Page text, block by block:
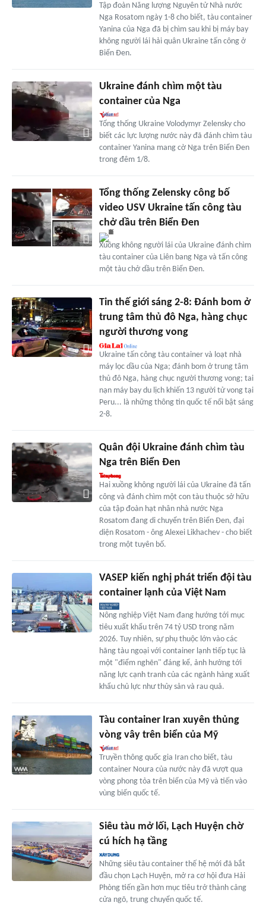
Tập đoàn Năng lượng Nguyên tử Nhà nước
Nga Rosatom ngày 1-8 cho biết, tàu container
Yanina của Nga đã bị chìm sau khi bị máy bay
không người lái hải quân Ukraine tấn công ở
Biển Đen.
Ukraine đánh chìm một tàu
container của Nga
Tổng thống Ukraine Volodymyr Zelensky cho
biết các lực lượng nước này đã đánh chìm tàu
container Yanina mang cờ Nga trên Biển Đen
trong đêm 1/8.
Tổng thống Zelensky công bố
video USV Ukraine tấn công tàu
chở dầu trên Biển Đen
Xuồng không người lái của Ukraine đánh chìm
tàu container của Liên bang Nga và tấn công
một tàu chở dầu trên Biển Đen.
Tin thế giới sáng 2-8: Đánh bom ở
trung tâm thủ đô Nga, hàng chục
người thương vong
Ukraine tấn công tàu container và loạt nhà
máy lọc dầu của Nga; đánh bom ở trung tâm
thủ đô Nga, hàng chục người thương vong; tai
nạn máy bay du lịch khiến 13 người tử vong tại
Peru... là những thông tin quốc tế nổi bật sáng
2-8.
Quân đội Ukraine đánh chìm tàu
Nga trên Biển Đen
Hai xuồng không người lái của Ukraine đã tấn
công và đánh chìm một con tàu thuộc sở hữu
của tập đoàn hạt nhân nhà nước Nga
Rosatom đang di chuyển trên Biển Đen, đại
diện Rosatom - ông Alexei Likhachev - cho biết
trong một tuyên bố.
VASEP kiến nghị phát triển đội tàu
container lạnh của Việt Nam
Nông nghiệp Việt Nam đang hướng tới mục
tiêu xuất khẩu trên 74 tỷ USD trong năm
2026. Tuy nhiên, sự phụ thuộc lớn vào các
hãng tàu ngoại với container lạnh tiếp tục là
một "điểm nghẽn" đáng kể, ảnh hưởng tới
năng lực cạnh tranh của các ngành hàng xuất
khẩu chủ lực như thủy sản và rau quả.
Tàu container Iran xuyên thủng
vòng vây trên biển của Mỹ
Truyền thông quốc gia Iran cho biết, tàu
container Noura của nước này đã vượt qua
vòng phong tỏa trên biển của Mỹ và tiến vào
vùng biển quốc tế.
Siêu tàu mở lối, Lạch Huyện chờ
cú hích hạ tầng
Những siêu tàu container thế hệ mới đã bắt
đầu chọn Lạch Huyện, mở ra cơ hội đưa Hải
Phòng tiến gần hơn mục tiêu trở thành cảng
cửa ngõ, trung chuyển quốc tế.